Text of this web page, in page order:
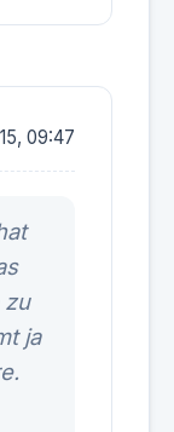
09:47
zu
ja